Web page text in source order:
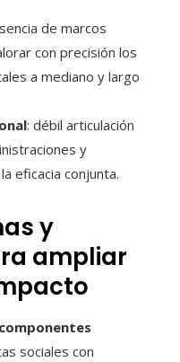
de marcos
con precisión los
a mediano y largo
: débil articulación
y
eficacia conjunta.
y
ampliar
sociales con